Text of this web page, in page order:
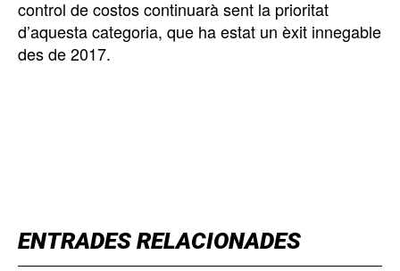
ENTRADES RELACIONADES
control de costos continuarà sent la prioritat
d’aquesta categoria, que ha estat un èxit innegable
des de 2017.